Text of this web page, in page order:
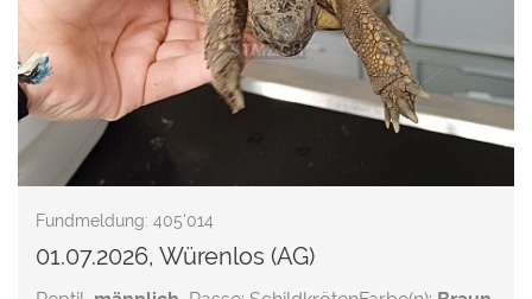
Fundmeldung: 405'014
01.07.2026, Würenlos (AG)